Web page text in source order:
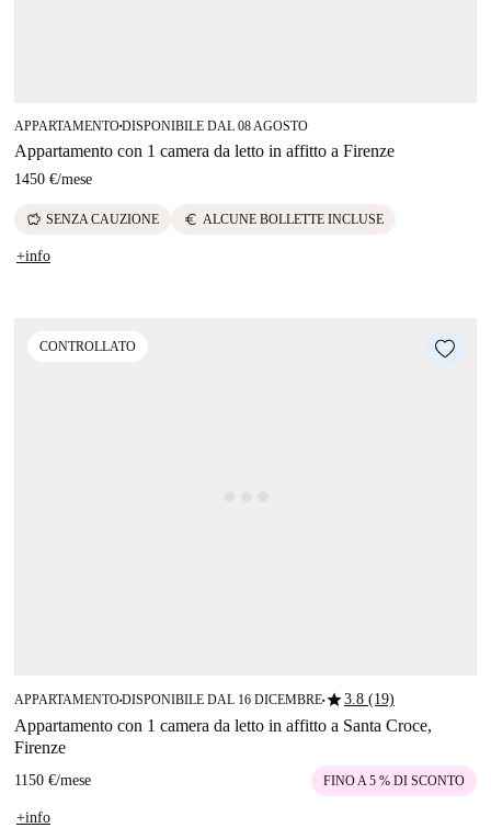
APPARTAMENTO■DISPONIBILE DAL 08 AGOSTO
Appartamento con 1 camera da letto in affitto a Firenze
1450 €/mese
savings SENZA CAUZIONE euro ALCUNE BOLLETTE INCLUSE
+info
CONTROLLATO
APPARTAMENTO■DISPONIBILE DAL 16 DICEMBRE■star3.8 (19)
Appartamento con 1 camera da letto in affitto a Santa Croce,
Firenze
1150 €/mese FINO A 5 % DI SCONTO
+info